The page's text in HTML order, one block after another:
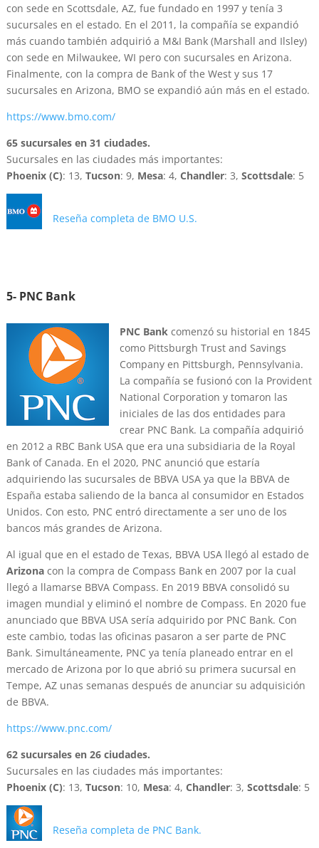
con sede en Scottsdale, AZ, fue fundado en 1997 y tenía 3
sucursales en el estado. En el 2011, la compañía se expandió
más cuando también adquirió a M&I Bank (Marshall and Ilsley)
con sede en Milwaukee, WI pero con sucursales en Arizona.
Finalmente, con la compra de Bank of the West y sus 17
sucursales en Arizona, BMO se expandió aún más en el estado.
https://www.bmo.com/
65 sucursales en 31 ciudades.
Sucursales en las ciudades más importantes:
Phoenix (C): 13, Tucson: 9, Mesa: 4, Chandler: 3, Scottsdale: 5
Reseña completa de BMO U.S.
5- PNC Bank
PNC Bankcomenzó su historial en 1845
como Pittsburgh Trust and Savings
Company en Pittsburgh, Pennsylvania.
La compañía se fusionó con la Provident
National Corporation y tomaron las
iniciales de las dos entidades para
crear PNC Bank. La compañía adquirió
en 2012 a RBC Bank USA que era una subsidiaria de la Royal
Bank of Canada. En el 2020, PNC anunció que estaría
adquiriendo las sucursales de BBVA USA ya que la BBVA de
España estaba saliendo de la banca al consumidor en Estados
Unidos. Con esto, PNC entró directamente a ser uno de los
bancos más grandes de Arizona.
Al igual que en el estado de Texas, BBVA USA llegó al estado de
Arizonacon la compra de Compass Bank en 2007 por la cual
llegó a llamarse BBVA Compass. En 2019 BBVA consolidó su
imagen mundial y eliminó el nombre de Compass. En 2020 fue
anunciado que BBVA USA sería adquirido por PNC Bank. Con
este cambio, todas las oficinas pasaron a ser parte de PNC
Bank. Simultáneamente, PNC ya tenía planeado entrar en el
mercado de Arizona por lo que abrió su primera sucursal en
Tempe, AZ unas semanas después de anunciar su adquisición
de BBVA.
https://www.pnc.com/
62 sucursales en 26 ciudades.
Sucursales en las ciudades más importantes:
Phoenix (C): 13, Tucson: 10, Mesa: 4, Chandler: 3, Scottsdale: 5
Reseña completa de PNC Bank.